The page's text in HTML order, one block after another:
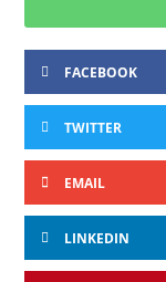
FACEBOOK
TWITTER
EMAIL
LINKEDIN